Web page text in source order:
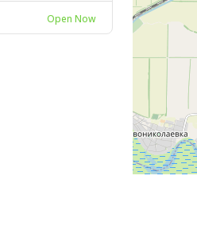
Open Now